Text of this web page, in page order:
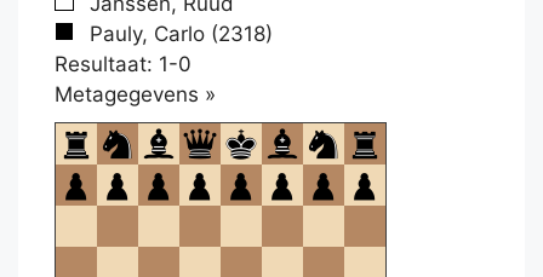
Pauly, Carlo (2318)
Resultaat: 1-0
Metagegevens »
om
te
openen.